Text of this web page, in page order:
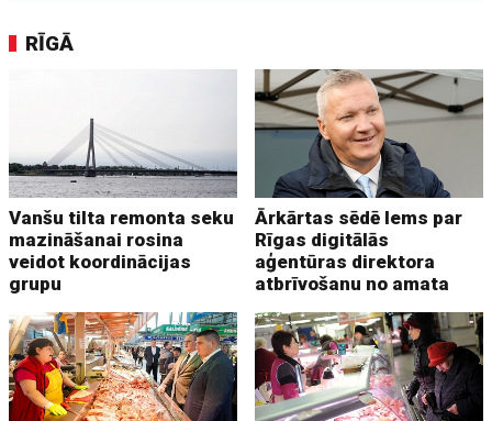
RĪGĀ
Vanšu tilta remonta seku
mazināšanai rosina
veidot koordinācijas
grupu
Ārkārtas sēdē lems par
Rīgas digitālās
aģentūras direktora
atbrīvošanu no amata